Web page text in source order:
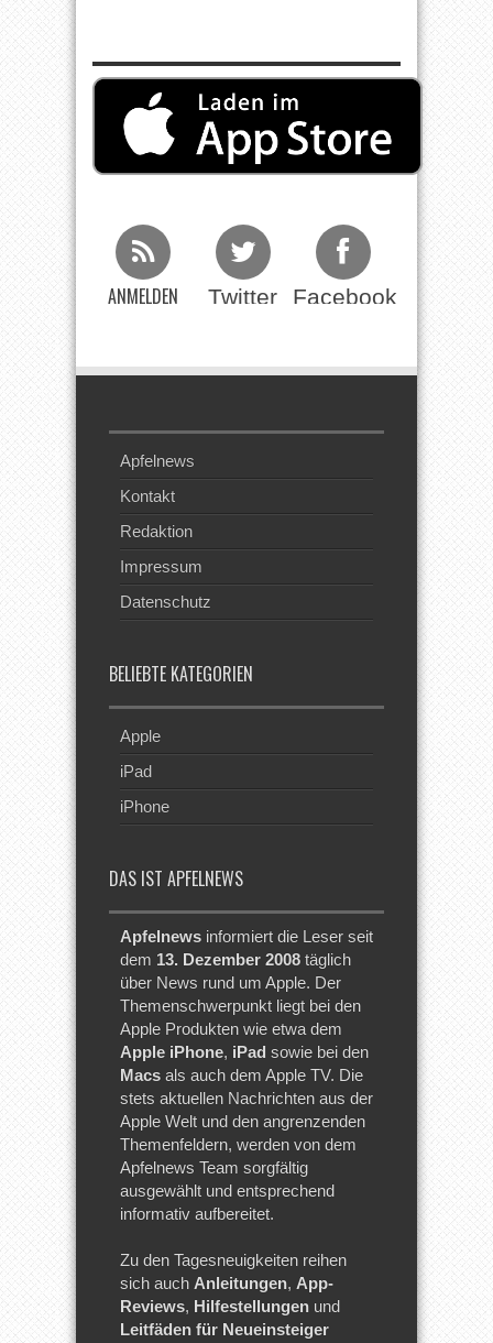
ANMELDEN Twitter Facebook
Apfelnews
Kontakt
Redaktion
Impressum
Datenschutz
BELIEBTE KATEGORIEN
Apple
iPad
iPhone
DAS IST APFELNEWS
Apfelnews informiert die Leser seit
dem 13. Dezember 2008 täglich
über News rund um Apple. Der
Themenschwerpunkt liegt bei den
Apple Produkten wie etwa dem
Apple iPhone, iPad sowie bei den
Macs als auch dem Apple TV. Die
stets aktuellen Nachrichten aus der
Apple Welt und den angrenzenden
Themenfeldern, werden von dem
Apfelnews Team sorgfältig
ausgewählt und entsprechend
informativ aufbereitet.
Zu den Tagesneuigkeiten reihen
sich auch Anleitungen, App-
Reviews, Hilfestellungen und
Leitfäden für Neueinsteiger